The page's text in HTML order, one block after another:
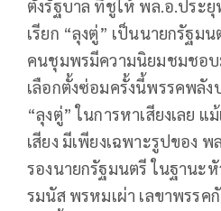
ตั้งรัฐบาล ที่ชูให้ พล.อ.ประ
เรียก “ลุงตู่” เป็นนายกรัฐม
คนชุมพรมีความนิยมชมชอบ
เลือกตั้งซ่อมครั้งนี้พรรคพลัง
“ลุงตู่” ในการหาเสียงเลย
เสียง มีเพียงเฉพาะรูปของ
รองนายกรัฐมนตรี ในฐานะ
รมนัส พรหมเผ่า เลขาพรรค